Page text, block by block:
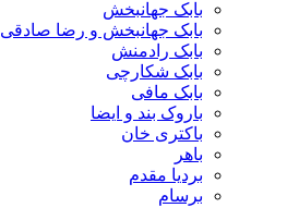
بابک جهانبخش
بابک جهانبخش و رضا صادقی
بابک رادمنش
بابک شکارچی
بابک مافی
باروک بند و ایضا
باکتری خان
باهر
بردیا مقدم
برسام